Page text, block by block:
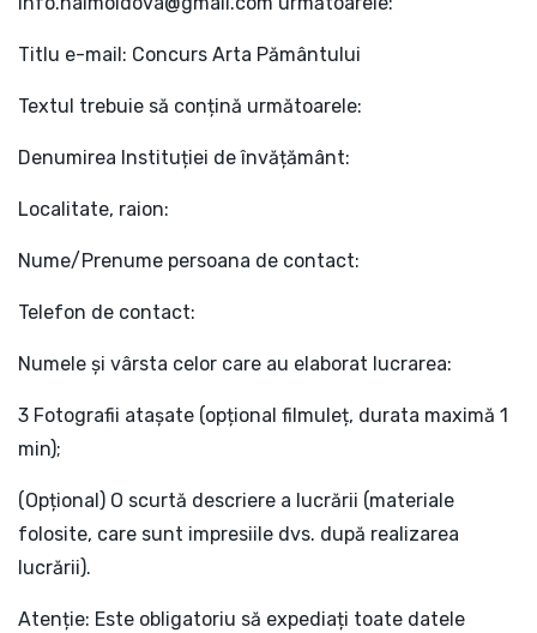
Titlu e-mail: Concurs Arta Pământului
Textul trebuie să conțină următoarele:
Denumirea Instituției de învățământ:
Localitate, raion:
Nume/Prenume persoana de contact:
Telefon de contact:
Numele și vârsta celor care au elaborat lucrarea:
3 Fotografii atașate (opțional filmuleț, durata maximă 1
min);
(Opțional) O scurtă descriere a lucrării (materiale
folosite, care sunt impresiile dvs. după realizarea
lucrării).
Atenție: Este obligatoriu să expediați toate datele